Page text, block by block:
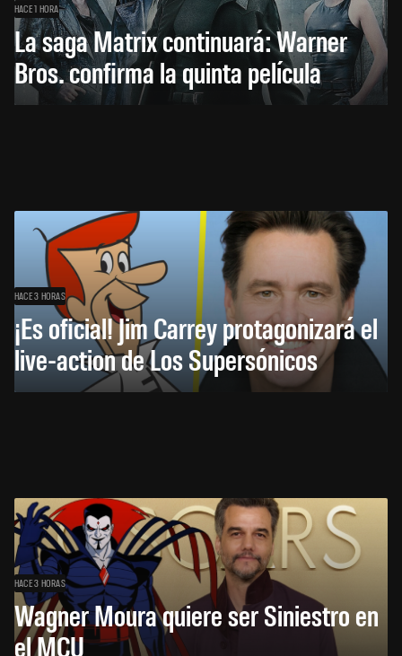
HACE 1 HORA
La saga Matrix continuará: Warner
Bros. confirma la quinta película
HACE 3 HORAS
¡Es oficial! Jim Carrey protagonizará el
live-action de Los Supersónicos
HACE 3 HORAS
Wagner Moura quiere ser Siniestro en
el MCU